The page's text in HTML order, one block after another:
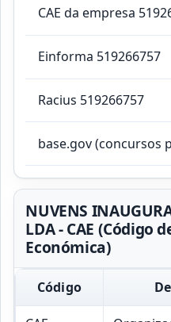
CAE da empresa
Einforma 519266757
Racius 519266757
base.gov (concursos
NUVENS
LDA - CAE (Código
Económica)
Código